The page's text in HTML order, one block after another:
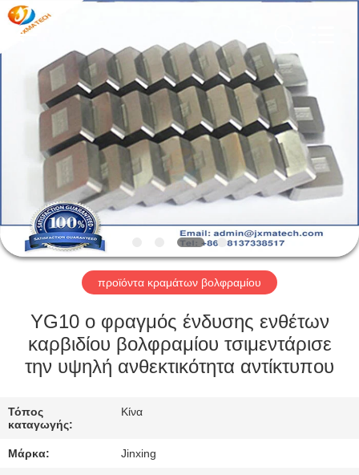
ΣΠΊΤΙ
ΠΡΟΪΌΝΤΑ
ΠΕΡΊΠΟΥ
ΕΜΕΊΣ
ΓΎΡΟΣ
ΕΡΓΟΣΤΑΣΊΩΝ
ΜΑΣ
ΕΛΆΤΕ
ΕΠΑΦΉ
ΜΕ
LTD.
All
Rights
Reserved.
προϊόντα κραμάτων βολφραμίου
YG10 ο φραγμός ένδυσης ενθέτων
καρβιδίου βολφραμίου τσιμεντάρισε
την υψηλή ανθεκτικότητα αντίκτυπου
Τόπος
καταγωγής:
Κίνα
Μάρκα: Jinxing